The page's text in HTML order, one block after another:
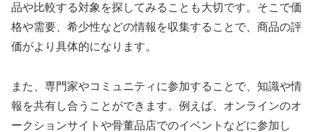
品や比較する対象を探してみることも大切です。そこで価
格や需要、希少性などの情報を収集することで、商品の評
価がより具体的になります。
また、専門家やコミュニティに参加することで、知識や情
報を共有し合うことができます。例えば、オンラインのオ
ークションサイトや骨董品店でのイベントなどに参加し